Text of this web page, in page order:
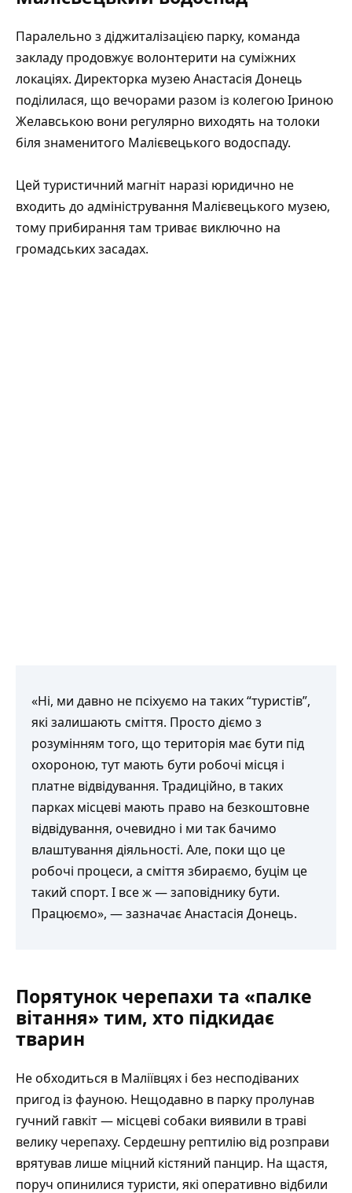
Паралельно з діджиталізацією парку, команда
закладу продовжує волонтерити на суміжних
локаціях. Директорка музею Анастасія Донець
поділилася, що вечорами разом із колегою Іриною
Желавською вони регулярно виходять на толоки
біля знаменитого Малієвецького водоспаду.
Цей туристичний магніт наразі юридично не
входить до адміністрування Малієвецького музею,
тому прибирання там триває виключно на
громадських засадах.
«Ні, ми давно не псіхуємо на таких “туристів”,
які залишають сміття. Просто діємо з
розумінням того, що територія має бути під
охороною, тут мають бути робочі місця і
платне відвідування. Традиційно, в таких
парках місцеві мають право на безкоштовне
відвідування, очевидно і ми так бачимо
влаштування діяльності. Але, поки що це
робочі процеси, а сміття збираємо, буцім це
такий спорт. І все ж — заповіднику бути.
Працюємо», — зазначає Анастасія Донець.
Порятунок черепахи та «палке
вітання» тим, хто підкидає
тварин
Не обходиться в Маліївцях і без несподіваних
пригод із фауною. Нещодавно в парку пролунав
гучний гавкіт — місцеві собаки виявили в траві
велику черепаху. Сердешну рептилію від розправи
врятував лише міцний кістяний панцир. На щастя,
поруч опинилися туристи, які оперативно відбили